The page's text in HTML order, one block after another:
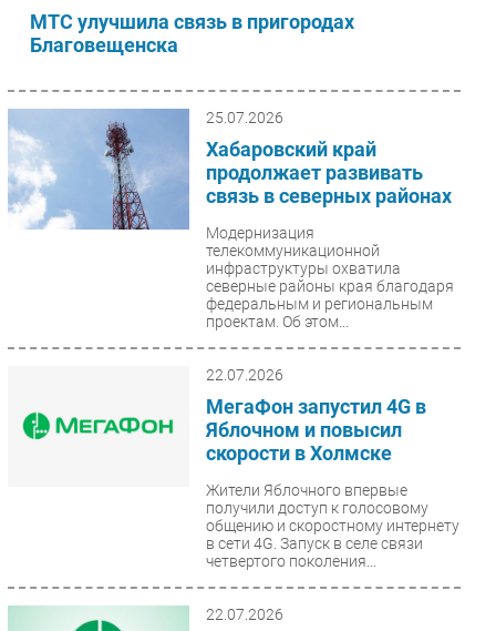
МТС улучшила связь в пригородах
Благовещенска
25.07.2026
Хабаровский край
продолжает развивать
связь в северных районах
Модернизация
телекоммуникационной
инфраструктуры охватила
северные районы края благодаря
федеральным и региональным
проектам. Об этом...
22.07.2026
МегаФон запустил 4G в
Яблочном и повысил
скорости в Холмске
Жители Яблочного впервые
получили доступ к голосовому
общению и скоростному интернету
в сети 4G. Запуск в селе связи
четвертого поколения...
22.07.2026